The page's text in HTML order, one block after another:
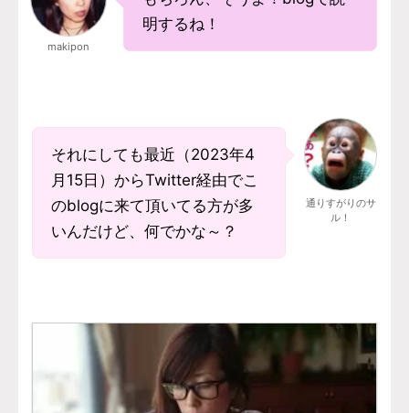
makipon
明するね！
それにしても最近（2023年4
月15日）からTwitter経由でこ
のblogに来て頂いてる方が多
いんだけど、何でかな～？
通りすがりのサ
ル！